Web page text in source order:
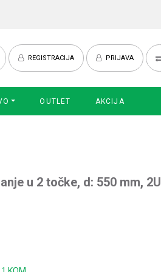
REGISTRACIJA PRIJAVA
OUTLET AKCIJA
u 2 točke, d: 550 mm, 2U